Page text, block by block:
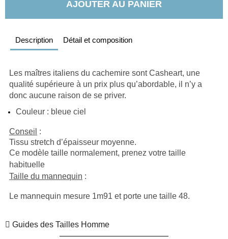
AJOUTER AU PANIER
Description Détail et composition
Les maîtres italiens du cachemire sont Casheart, une
qualité supérieure à un prix plus qu’abordable, il n’y a
donc aucune raison de se priver.
Couleur : bleue ciel
Conseil :
Tissu stretch d’épaisseur moyenne.
Ce modèle taille normalement, prenez votre taille
habituelle
Taille du mannequin :
Le mannequin mesure 1m91 et porte une taille 48.
Guides des Tailles Homme